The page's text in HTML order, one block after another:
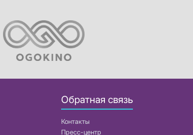
Обратная связь
Контакты
Пресс-центр